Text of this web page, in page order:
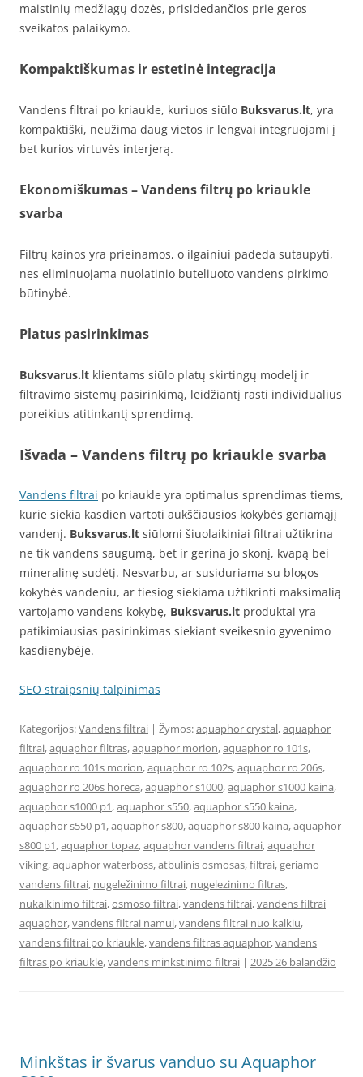
maistinių medžiagų dozės, prisidedančios prie geros
sveikatos palaikymo.
Kompaktiškumas ir estetinė integracija
Vandens filtrai po kriaukle, kuriuos siūlo Buksvarus.lt, yra
kompaktiški, neužima daug vietos ir lengvai integruojami į
bet kurios virtuvės interjerą.
Ekonomiškumas – Vandens filtrų po kriaukle
svarba
Filtrų kainos yra prieinamos, o ilgainiui padeda sutaupyti,
nes eliminuojama nuolatinio buteliuoto vandens pirkimo
būtinybė.
Platus pasirinkimas
Buksvarus.lt klientams siūlo platų skirtingų modelį ir
filtravimo sistemų pasirinkimą, leidžiantį rasti individualius
poreikius atitinkantį sprendimą.
Išvada – Vandens filtrų po kriaukle svarba
Vandens filtrai po kriaukle yra optimalus sprendimas tiems,
kurie siekia kasdien vartoti aukščiausios kokybės geriamąjį
vandenį. Buksvarus.lt siūlomi šiuolaikiniai filtrai užtikrina
ne tik vandens saugumą, bet ir gerina jo skonį, kvapą bei
mineralinę sudėtį. Nesvarbu, ar susiduriama su blogos
kokybės vandeniu, ar tiesiog siekiama užtikrinti maksimalią
vartojamo vandens kokybę, Buksvarus.lt produktai yra
patikimiausias pasirinkimas siekiant sveikesnio gyvenimo
kasdienybėje.
SEO straipsnių talpinimas
Kategorijos:Vandens filtrai | Žymos:aquaphor crystal,aquaphor
filtrai,aquaphor filtras,aquaphor morion,aquaphor ro 101s,
aquaphor ro 101s morion,aquaphor ro 102s,aquaphor ro 206s,
aquaphor ro 206s horeca,aquaphor s1000,aquaphor s1000 kaina,
aquaphor s1000 p1,aquaphor s550,aquaphor s550 kaina,
aquaphor s550 p1,aquaphor s800,aquaphor s800 kaina,aquaphor
s800 p1,aquaphor topaz,aquaphor vandens filtrai,aquaphor
viking,aquaphor waterboss,atbulinis osmosas,filtrai,geriamo
vandens filtrai, nugeležinimo filtrai, nugelezinimo filtras,
nukalkinimo filtrai,osmoso filtrai,vandens filtrai,vandens filtrai
aquaphor,vandens filtrai namui,vandens filtrai nuo kalkiu,
vandens filtrai po kriaukle,vandens filtras aquaphor,vandens
filtras po kriaukle,vandens minkstinimo filtrai | 2025 26 balandžio
Minkštas ir švarus vanduo su Aquaphor